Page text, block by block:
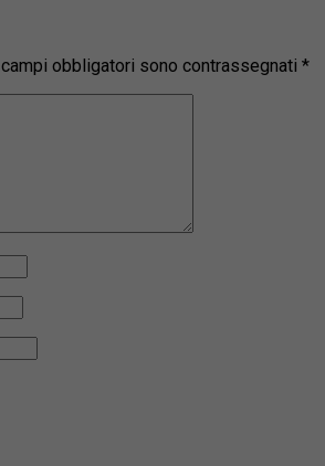
I campi obbligatori sono contrassegnati *